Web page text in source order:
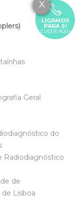
X
LIGAMOS
PARA SI
CLIQUE AQUI
Geral
do
Radiodiagnóstico
de
Lisboa